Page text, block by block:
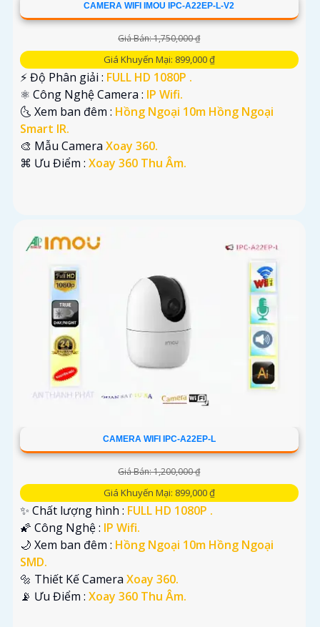
CAMERA WIFI IMOU IPC-A22EP-L-V2
Giá Bán: 1,750,000 ₫
Giá Khuyến Mại: 899,000 ₫
️⚡ Độ Phân giải : FULL HD 1080P .
⚛️ Công Nghệ Camera : IP Wifi.
🌜 Xem ban đêm : Hồng Ngoại 10m Hồng Ngoại
Smart IR.
🎨 Mẫu Camera Xoay 360.
️⌘ Ưu Điểm : Xoay 360 Thu Âm.
CAMERA WIFI IPC-A22EP-L
Giá Bán: 1,200,000 ₫
Giá Khuyến Mại: 899,000 ₫
✨ Chất lượng hình : FULL HD 1080P .
🌠 Công Nghệ : IP Wifi.
🌙 Xem ban đêm : Hồng Ngoại 10m Hồng Ngoại
SMD.
🔩 Thiết Kế Camera Xoay 360.
️📡 Ưu Điểm : Xoay 360 Thu Âm.